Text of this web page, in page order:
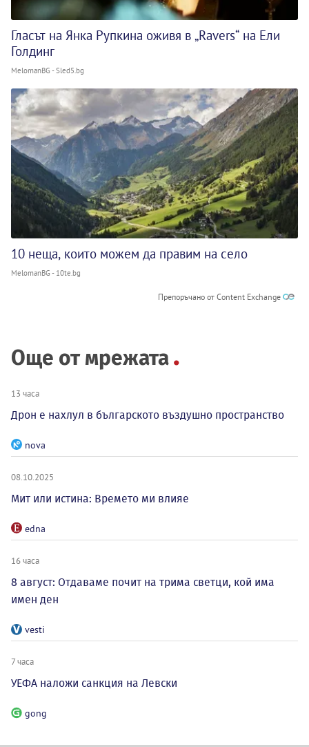
Гласът на Янка Рупкина оживя в „Ravers“ на Ели
Голдинг
MelomanBG - Sled5.bg
10 неща, които можем да правим на село
MelomanBG - 10te.bg
Препоръчано от Content Exchange
Още от мрежата
13 часа
Дрон е нахлул в българското въздушно пространство
nova
08.10.2025
Мит или истина: Времето ми влияе
edna
16 часа
8 август: Отдаваме почит на трима светци, кой има
имен ден
vesti
7 часа
УЕФА наложи санкция на Левски
gong